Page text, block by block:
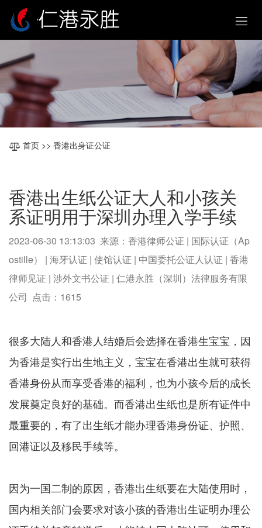
首页 >> 香港出身证公证
香港出生纸公证大人和小孩关
系证明用于深圳办理入学手续
2023-06-30 13:13:03 来源：香港律师公证 | 国际认证（Ap
ostille） | 海牙认证 | 使馆认证 | 中国委托公证人认证 | 香港
律师见证 | 涉外文书公证 | 仁港永胜（深圳）法律服务有限
公司 点击： 1615
很多大陆人和香港人结婚后会选择在香港生宝宝，因
为香港是实行出生地主义，宝宝在香港出生就可获得
香港身份从而享受香港的福利，也为小孩今后的成长
发展奠定良好的基础。而香港出生纸也是所有证件中
最重要的，有了出生纸才能办理香港身份证、护照、
回港证以及移民手续等。
因为一国二制的原因，香港出生纸要在大陆使用时，
国内相关部门会要求对该小孩的香港出生证明办理公